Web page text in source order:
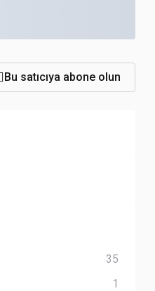
Bu satıcıya abone olun
35
1